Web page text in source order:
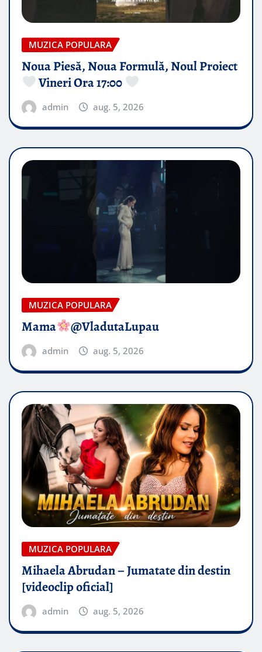
MUZICA POPULARA
Noua Piesă, Noua Formulă, Noul Proiect
Vineri Ora 17:00
admin aug. 5, 2026
MUZICA POPULARA
Mama @VladutaLupau
admin aug. 5, 2026
MUZICA POPULARA
Mihaela Abrudan – Jumatate din destin
[videoclip oficial]
admin aug. 5, 2026